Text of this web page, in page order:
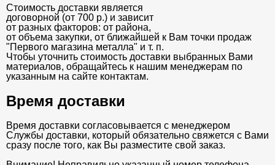
Стоимость доставки является
договорной (от 700 р.) и зависит
от разных факторов: от района,
от объема закупки, от ближайшей к Вам точки продаж
"Первого магазина металла" и т. п.
Чтобы уточнить стоимость доставки выбранных Вами
материалов, обращайтесь к нашим менеджерам по
указанным на сайте контактам.
Время доставки
Время доставки согласовывается с менеджером
Службы доставки, который обязательно свяжется с Вами
сразу после того, как Вы разместите свой заказ.